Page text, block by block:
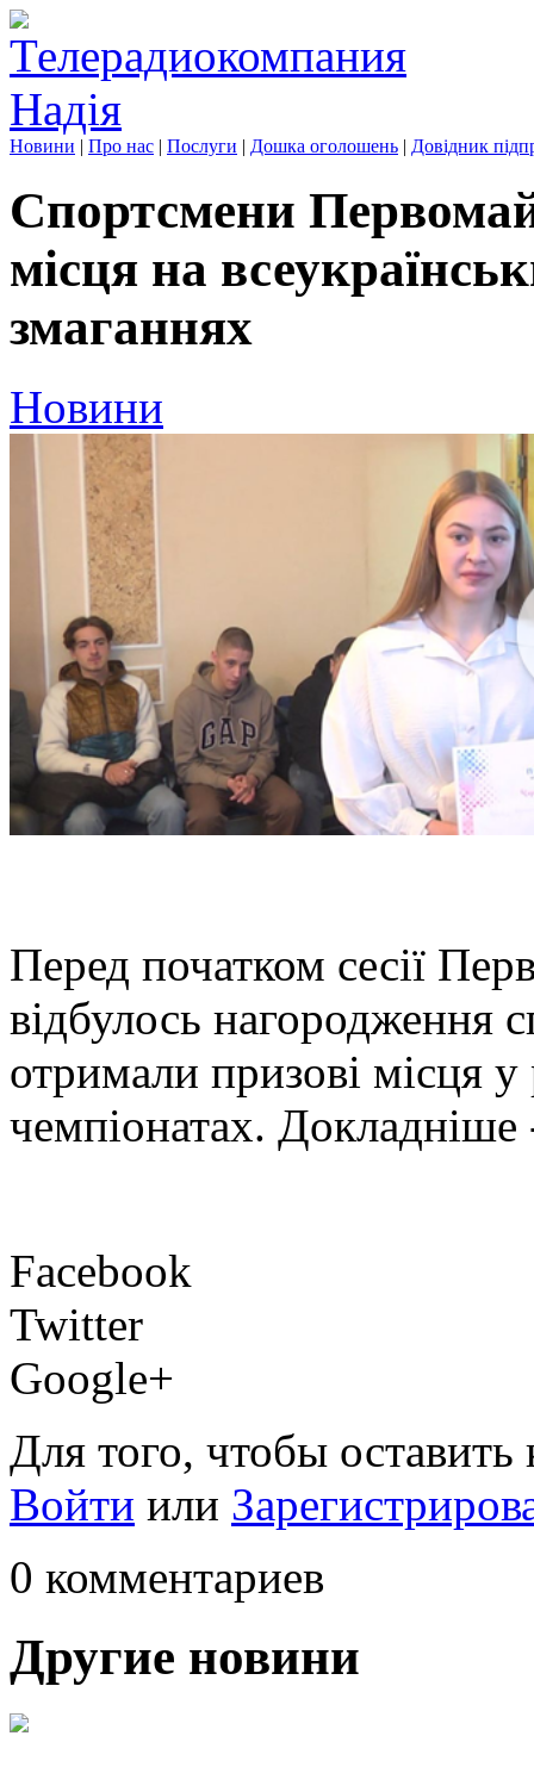
Новини | Про нас | Послуги | Дошка оголошень | Довідник
Спортсмени
місця на
змаганнях
Новини
Перед початком сесії
відбулось нагородження
отримали призові місця у
чемпіонатах. Докладніше
Facebook
Twitter
Google+
Для того, чтобы
Войти или
0 комментариев
Другие новини